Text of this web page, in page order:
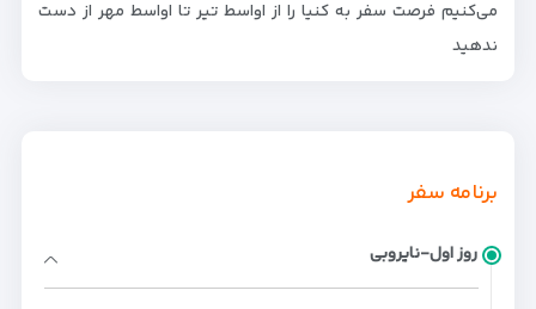
می‌کنیم فرصت سفر به کنیا را از اواسط تیر تا اواسط مهر از دست
ندهید
برنامه سفر
روز اول-نایروبی